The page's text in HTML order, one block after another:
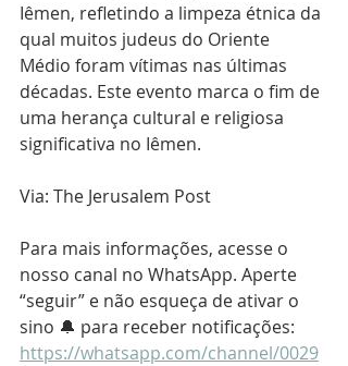
Iêmen, refletindo a limpeza étnica da
qual muitos judeus do Oriente
Médio foram vítimas nas últimas
décadas. Este evento marca o fim de
uma herança cultural e religiosa
significativa no Iêmen.
Via: The Jerusalem Post
Para mais informações, acesse o
nosso canal no WhatsApp. Aperte
“seguir” e não esqueça de ativar o
sino 🔔 para receber notificações:
https://whatsapp.com/channel/0029